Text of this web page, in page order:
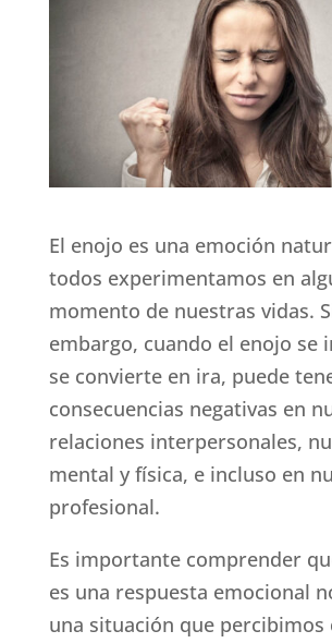
El enojo es una emoción
todos experimentamos en
momento de nuestras vidas.
embargo, cuando el enojo se
se convierte en ira, puede
consecuencias negativas en
relaciones interpersonales,
mental y física, e incluso en
profesional.
Es importante comprender
es una respuesta emocional
una situación que percibimos